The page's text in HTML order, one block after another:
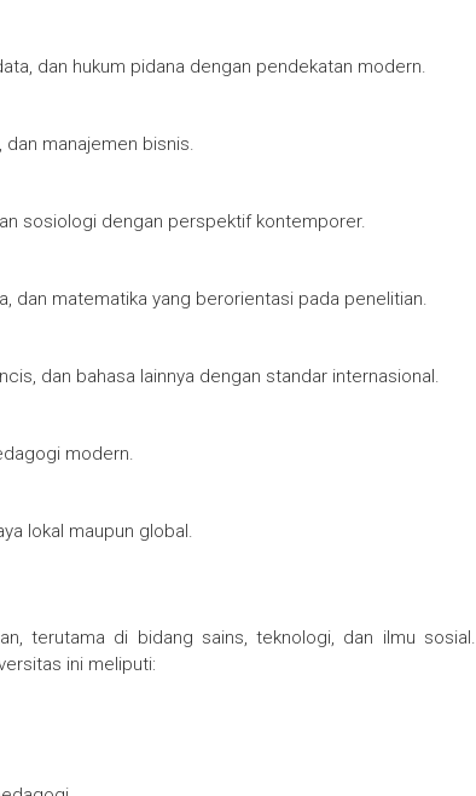
dan hukum pidana dengan pendekatan modern.
dan manajemen bisnis.
sosiologi dengan perspektif kontemporer.
dan matematika yang berorientasi pada penelitian.
dan bahasa lainnya dengan standar internasional.
modern.
lokal maupun global.
terutama di bidang sains, teknologi, dan ilmu sosial.
ini meliputi: